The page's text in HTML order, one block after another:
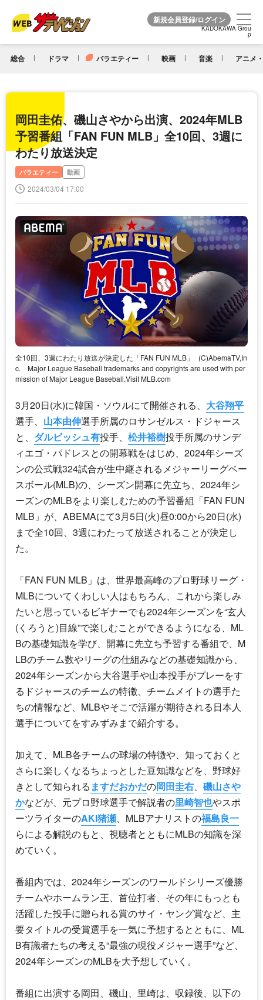
KADOKAWA Grou
p
総合 ドラマ バラエティー 映画 音楽 アニメ
KADOKAWA Grou
p
岡田圭佑、磯山さやから出演、2024年MLB
予習番組「FAN FUN MLB」全10回、3週に
わたり放送決定
バラエティー 動画
2024/03/04 17:00
全10回、3週にわたり放送が決定した「FAN FUN MLB」
(C)AbemaTV,In
c. Major League Baseball trademarks and copyrights are used with per
mission of Major League Baseball.Visit MLB.com
3月20日(水)に韓国・ソウルにて開催される、 大谷翔平
選手、 山本由伸選手所属のロサンゼルス・ドジャース
と、 ダルビッシュ有投手、 松井裕樹投手所属のサンデ
ィエゴ・パドレスとの開幕戦をはじめ、2024年シーズ
ンの公式戦324試合が生中継されるメジャーリーグベー
スボール(MLB)の、シーズン開幕に先立ち、2024年シ
ーズンのMLBをより楽しむための予習番組「FAN FUN
MLB」が、ABEMAにて3月5日(火)昼0:00から20日(水)
まで全10回、3週にわたって放送されることが決定し
た。
「FAN FUN MLB」は、世界最高峰のプロ野球リーグ・
MLBについてくわしい人はもちろん、これから楽しみ
たいと思っているビギナーでも2024年シーズンを“玄人
(くろうと)目線”で楽しむことができるようになる、ML
Bの基礎知識を学び、開幕に先立ち予習する番組で、M
LBのチーム数やリーグの仕組みなどの基礎知識から、
2024年シーズンから大谷選手や山本投手がプレーをす
るドジャースのチームの特徴、チームメイトの選手た
ちの情報など、MLBやそこで活躍が期待される日本人
選手についてをすみずみまで紹介する。
加えて、MLB各チームの球場の特徴や、知っておくと
さらに楽しくなるちょっとした豆知識などを、野球好
きとして知られる ますだおかだの岡田圭右、 磯山さや
かなどが、元プロ野球選手で解説者の里崎智也やスポ
ーツライターのAKI猪瀬、MLBアナリストの福島良一
らによる解説のもと、視聴者とともにMLBの知識を深
めていく。
番組内では、2024年シーズンのワールドシリーズ優勝
チームやホームラン王、首位打者、その年にもっとも
活躍した投手に贈られる賞のサイ・ヤング賞など、主
要タイトルの受賞選手を一気に予想するとともに、ML
B有識者たちの考える“最強の現役メジャー選手”など、
2024年シーズンのMLBを大予想していく。
番組に出演する岡田、磯山、里崎は、収録後、以下の